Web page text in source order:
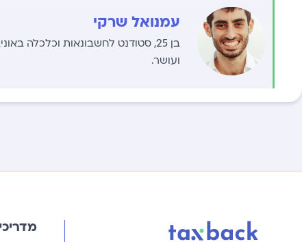
עמנואל שרקי
בן 25, סטודנט לחשבונאות וכלכלה
ועושר.